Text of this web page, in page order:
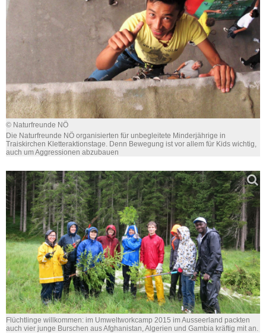
© Naturfreunde NÖ
Die Naturfreunde NÖ organisierten für unbegleitete Minderjährige in
Traiskirchen Kletteraktionstage. Denn Bewegung ist vor allem für Kids wichtig,
auch um Aggressionen abzubauen
Flüchtlinge willkommen: im Umweltworkcamp 2015 im Ausseerland packten
auch vier junge Burschen aus Afghanistan, Algerien und Gambia kräftig mit an.